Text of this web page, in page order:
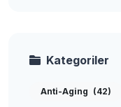
Kategoriler
Anti-Aging (42)